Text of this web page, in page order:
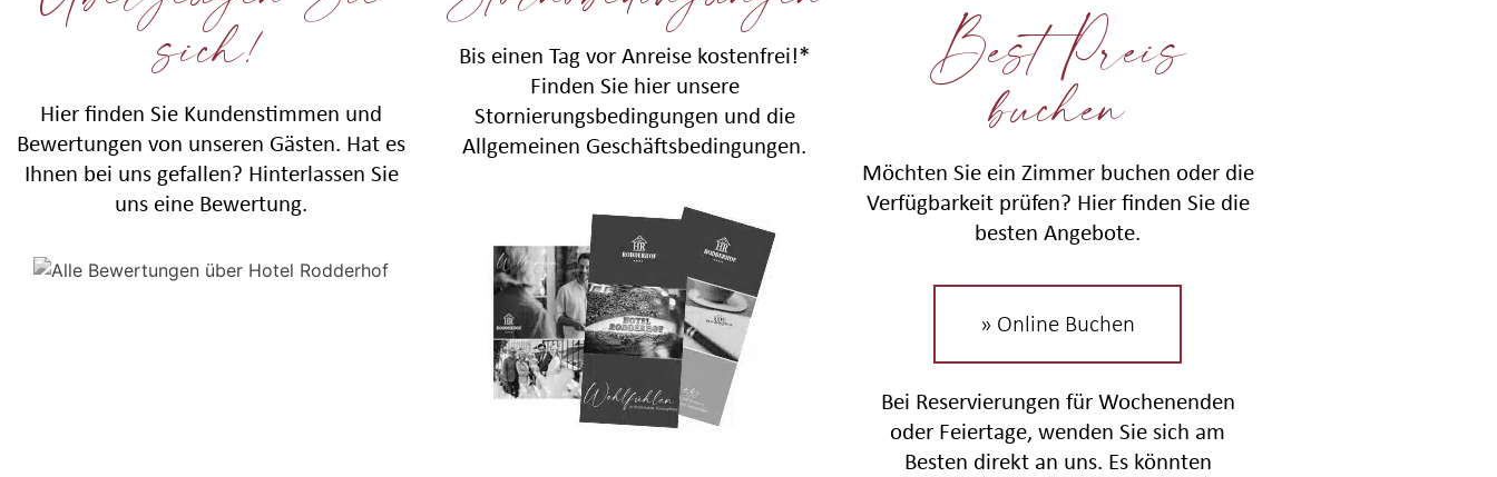
sich!
Hier finden Sie Kundenstimmen und
Bewertungen von unseren Gästen. Hat es
Ihnen bei uns gefallen? Hinterlassen Sie
uns eine Bewertung.
Bis einen Tag vor Anreise kostenfrei!*
Finden Sie hier unsere
Stornierungsbedingungen und die
Allgemeinen Geschäftsbedingungen.
Best Preis
buchen
Möchten Sie ein Zimmer buchen oder die
Verfügbarkeit prüfen? Hier finden Sie die
besten Angebote.
» Online Buchen
Bei Reservierungen für Wochenenden
oder Feiertage, wenden Sie sich am
Besten direkt an uns. Es könnten